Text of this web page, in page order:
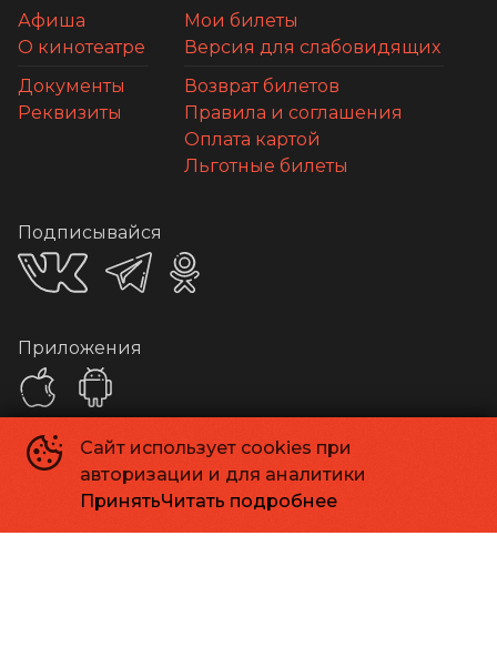
Сайт использует cookies при
авторизации и для аналитики
ПринятьЧитать подробнее
Афиша
О кинотеатре
Документы
Реквизиты
Мои билеты
Версия для слабовидящих
Возврат билетов
Правила и соглашения
Оплата картой
Льготные билеты
Подписывайся
Приложения
Способы оплаты